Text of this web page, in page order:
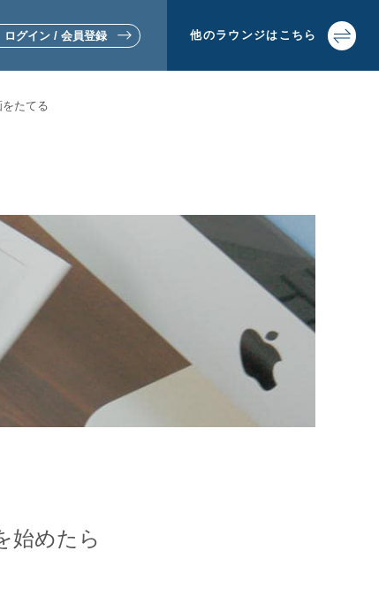
ログイン / 会員登録 他のラウンジは こちら
▼土地活用・賃貸経営をお考えの方
たてる
始めたら